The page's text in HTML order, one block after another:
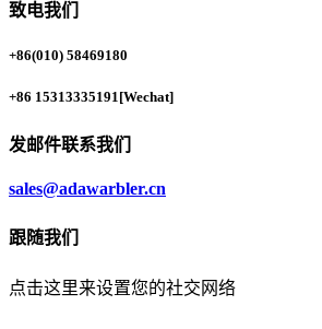
致电我们
+86(010) 58469180
+86 15313335191 [Wechat]
发邮件联系我们
sales@adawarbler.cn
跟随我们
点击这里来设置您的社交网络